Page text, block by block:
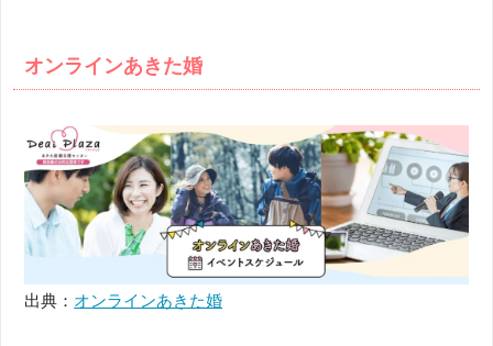
オンラインあきた婚
出典： オンラインあきた婚